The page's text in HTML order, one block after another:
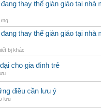
thay thế giàn giáo tại nhà
thay thế giàn giáo tại nhà
bị khác
cho gia đình trẻ
điều cần lưu ý
lưu